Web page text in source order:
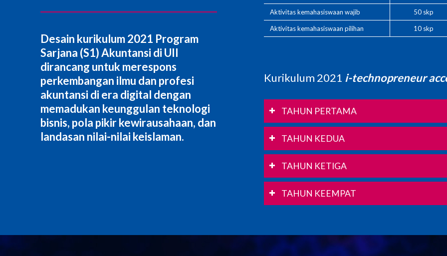
Desain kurikulum 2021 Program
Sarjana (S1) Akuntansi di UII
dirancang untuk merespons
perkembangan ilmu dan profesi
akuntansi di era digital dengan
memadukan keunggulan teknologi
bisnis, pola pikir kewirausahaan, dan
landasan nilai-nilai keislaman.
Aktivitas kemahasiswaan wajib 50 skp
Aktivitas kemahasiswaan pilihan 10 skp
Kurikulum 2021 i-technopreneur
TAHUN PERTAMA
TAHUN KEDUA
TAHUN KETIGA
TAHUN KEEMPAT